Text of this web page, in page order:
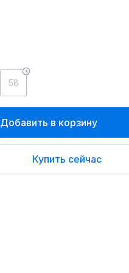
58
Добавить в корзину
Купить сейчас